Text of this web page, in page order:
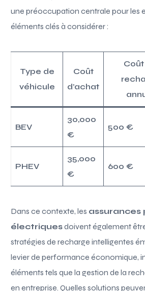
une préoccupation centrale pour les
éléments clés à considérer :
Type de
véhicule
Coût
d’achat
BEV
30,000
€
500 €
PHEV
35,000
€
600 €
Dans ce contexte, les assurances
électriquesdoivent également
stratégies de recharge intelligentes
levier de performance économique,
éléments tels que la gestion de la
en entreprise. Quelles solutions